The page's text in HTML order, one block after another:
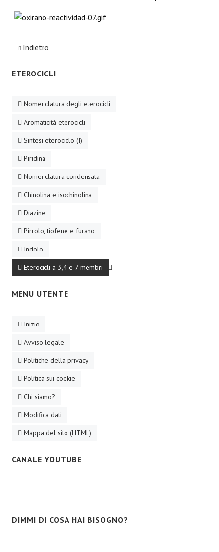
Indietro
ETEROCICLI
Nomenclatura degli eterocicli
Aromaticità eterocicli
Sintesi eterociclo (I)
Piridina
Nomenclatura condensata
Chinolina e isochinolina
Diazine
Pirrolo, tiofene e furano
Indolo
Eterocicli a 3,4 e 7 membri
MENU UTENTE
Inizio
Avviso legale
Politiche della privacy
Política sui cookie
Chi siamo?
Modifica dati
Mappa del sito (HTML)
CANALE YOUTUBE
DIMMI DI COSA HAI BISOGNO?